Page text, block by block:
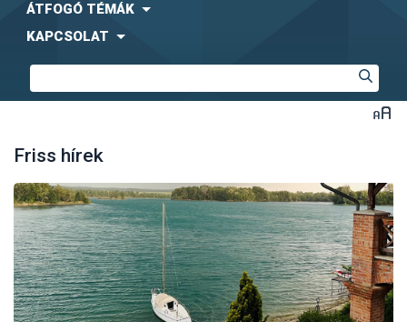
ÁTFOGÓ TÉMÁK
KAPCSOLAT
Friss hírek